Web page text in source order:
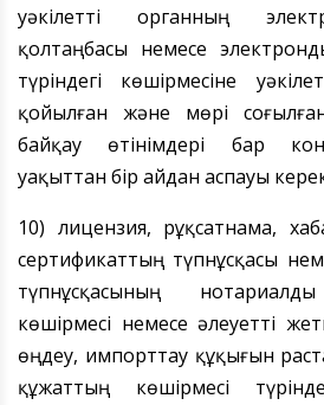
уәкілетті органның
қолтаңбасы немесе
түріндегі көшірмесіне
қойылған және мөрі
байқау өтінімдері бар
уақыттан бір айдан аспауы
10) лицензия, рұқсатнама,
сертификаттың түпнұсқасы
түпнұсқасының
көшірмесі немесе әлеуетті
өңдеу, импорттау құқығын
құжаттың көшірмесі